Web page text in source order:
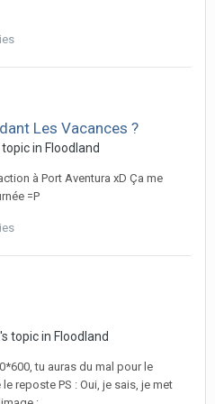
Les Vacances ?
in Floodland
à Port Aventura xD Ça me
=P
topic in Floodland
tu auras du mal pour le
reposte PS : Oui, je sais, je met